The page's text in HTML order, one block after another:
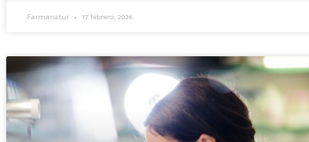
Farmanatur 17 febrero, 2026